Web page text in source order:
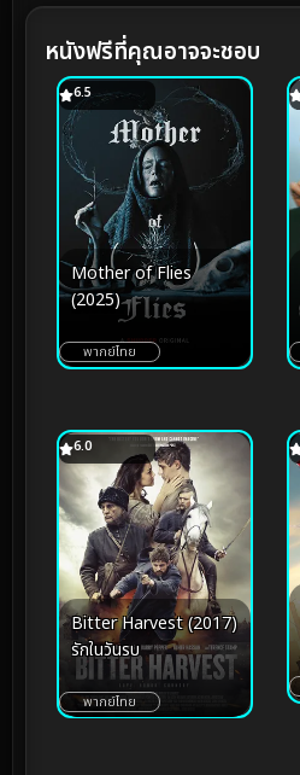
หนังฟรีที่คุณอาจจะชอบ
6.5
Mother of Flies
(2025)
พากย์ไทย
6.0
Bitter Harvest (2017)
รักในวันรบ
พากย์ไทย